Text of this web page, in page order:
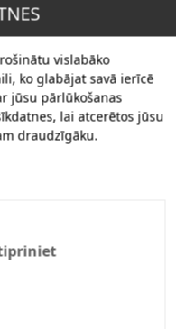
vislabāko
ko glabājat savā ierīcē
jūsu pārlūkošanas
lai atcerētos jūsu
draudzīgāku.